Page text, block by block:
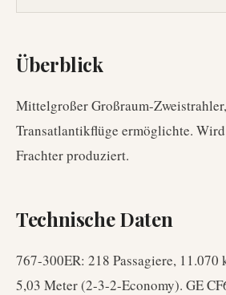
Überblick
Mittelgroßer Großraum-
Transatlantikflüge ermöglichte.
Frachter produziert.
Technische Daten
767-300ER: 218 Passagiere, 11.070
5,03 Meter (2-3-2-Economy). GE